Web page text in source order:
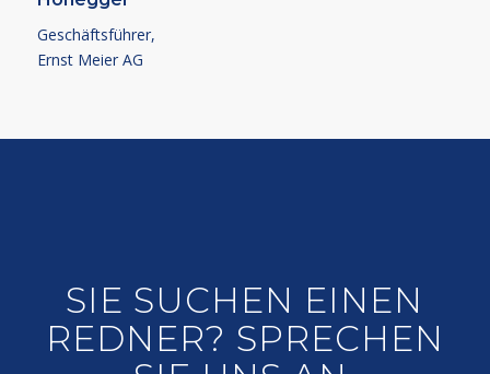
Geschäftsführer,
Ernst Meier AG
SIE SUCHEN EINEN
REDNER? SPRECHEN